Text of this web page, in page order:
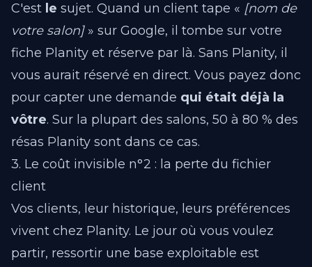
C'est le sujet. Quand un client tape « [nom de
votre salon]» sur Google, il tombe sur votre
fiche Planity et réserve par là. Sans Planity, il
vous aurait réservé en direct. Vous payez donc
pour capter une demande qui était déjà la
vôtre. Sur la plupart des salons, 50 à 80 % des
résas Planity sont dans ce cas.
3. Le coût invisible n°2 : la perte du fichier
client
Vos clients, leur historique, leurs préférences
vivent chez Planity. Le jour où vous voulez
partir, ressortir une base exploitable est